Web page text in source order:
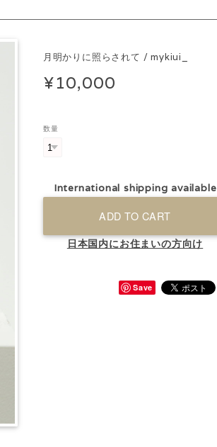
月明かりに照らされて / mykiui_
¥10,000
数量
International shipping available
ADD TO CART
日本国内にお住まいの方向け
Save